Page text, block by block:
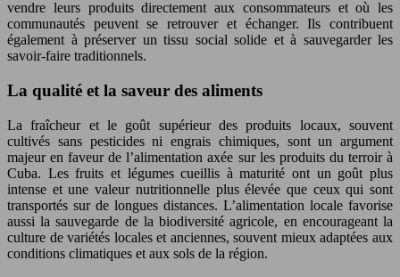
vendre leurs produits directement aux consommateurs et où les
communautés peuvent se retrouver et échanger. Ils contribuent
également à préserver un tissu social solide et à sauvegarder les
savoir-faire traditionnels.
La qualité et la saveur des aliments
La fraîcheur et le goût supérieur des produits locaux, souvent
cultivés sans pesticides ni engrais chimiques, sont un argument
majeur en faveur de l’alimentation axée sur les produits du terroir à
Cuba. Les fruits et légumes cueillis à maturité ont un goût plus
intense et une valeur nutritionnelle plus élevée que ceux qui sont
transportés sur de longues distances. L’alimentation locale favorise
aussi la sauvegarde de la biodiversité agricole, en encourageant la
culture de variétés locales et anciennes, souvent mieux adaptées aux
conditions climatiques et aux sols de la région.